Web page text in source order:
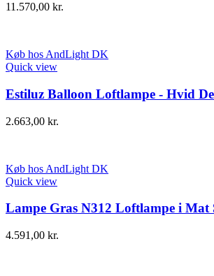
11.570,00 kr.
Køb hos AndLight DK
Quick view
Estiluz Balloon Loftlampe - Hvid
2.663,00 kr.
Køb hos AndLight DK
Quick view
Lampe Gras N312 Loftlampe i Mat
4.591,00 kr.